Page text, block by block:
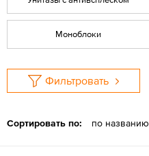
Моноблоки
Фильтровать
Сортировать по: по названию